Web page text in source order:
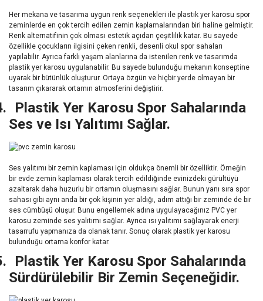
Her mekana ve tasarıma uygun renk seçenekleri ile plastik yer karosu spor
zeminlerde en çok tercih edilen zemin kaplamalarından biri haline gelmiştir.
Renk alternatifinin çok olması estetik açıdan çeşitlilik katar. Bu sayede
özellikle çocukların ilgisini çeken renkli, desenli okul spor sahaları
yapılabilir. Ayrıca farklı yaşam alanlarına da istenilen renk ve tasarımda
plastik yer karosu uygulanabilir. Bu sayede bulunduğu mekanın konseptine
uyarak bir bütünlük oluşturur. Ortaya özgün ve hiçbir yerde olmayan bir
tasarım çıkararak ortamın atmosferini değiştirir.
Plastik Yer Karosu Spor Sahalarında
Ses ve Isı Yalıtımı Sağlar.
Ses yalıtımı bir zemin kaplaması için oldukça önemli bir özelliktir. Örneğin
bir evde zemin kaplaması olarak tercih edildiğinde evinizdeki gürültüyü
azaltarak daha huzurlu bir ortamın oluşmasını sağlar. Bunun yanı sıra spor
sahası gibi aynı anda bir çok kişinin yer aldığı, adım attığı bir zeminde de bir
ses cümbüşü oluşur. Bunu engellemek adına uygulayacağınız PVC yer
karosu zeminde ses yalıtımı sağlar. Ayrıca ısı yalıtımı sağlayarak enerji
tasarrufu yapmanıza da olanak tanır. Sonuç olarak plastik yer karosu
bulunduğu ortama konfor katar.
Plastik Yer Karosu Spor Sahalarında
Sürdürülebilir Bir Zemin Seçeneğidir.